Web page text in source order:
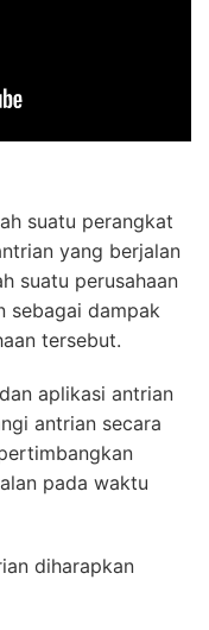
suatu perangkat
yang berjalan
suatu perusahaan
sebagai dampak
tersebut.
aplikasi antrian
antrian secara
pada waktu
diharapkan